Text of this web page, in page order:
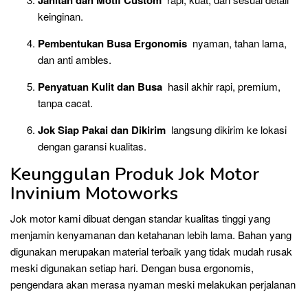
keinginan.
Pembentukan Busa Ergonomis nyaman, tahan lama,
dan anti ambles.
Penyatuan Kulit dan Busa hasil akhir rapi, premium,
tanpa cacat.
Jok Siap Pakai dan Dikirim langsung dikirim ke lokasi
dengan garansi kualitas.
Keunggulan Produk Jok Motor
Invinium Motoworks
Jok motor kami dibuat dengan standar kualitas tinggi yang
menjamin kenyamanan dan ketahanan lebih lama. Bahan yang
digunakan merupakan material terbaik yang tidak mudah rusak
meski digunakan setiap hari. Dengan busa ergonomis,
pengendara akan merasa nyaman meski melakukan perjalanan